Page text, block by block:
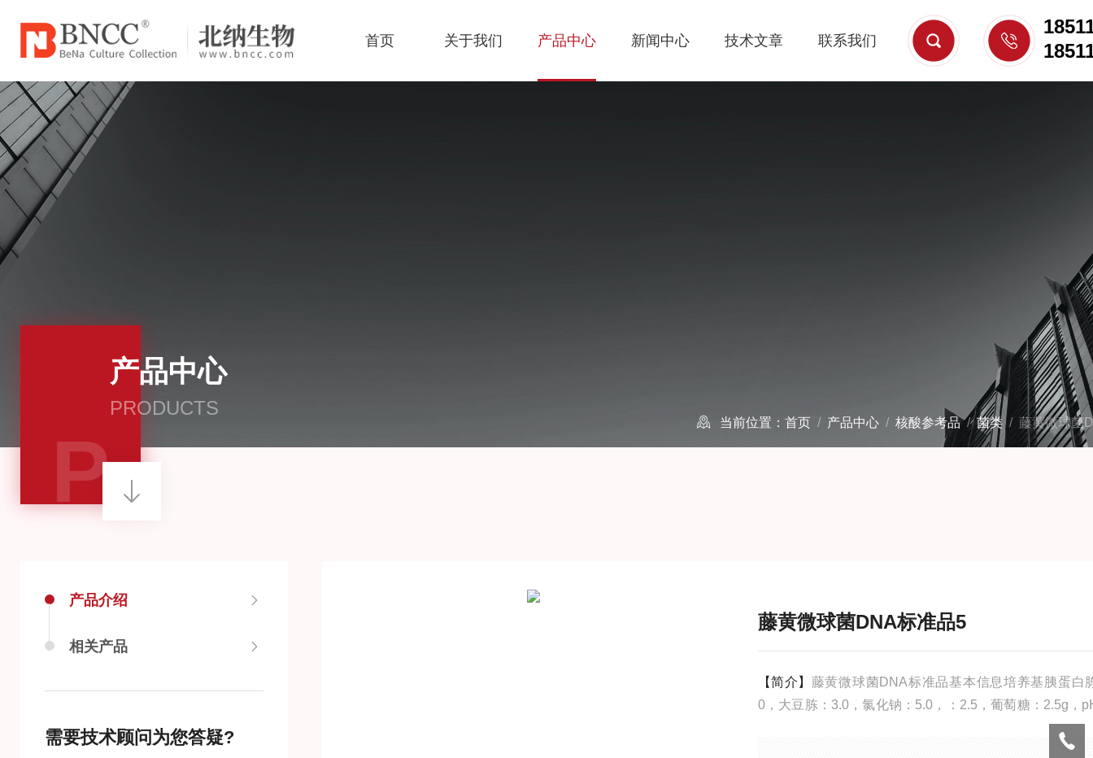
首页 关于我们 产品中心 新闻中心 技术文章 联系我们
产品中心
PRODUCTS
P 当前位置： 首页 / 产品中心 / 核酸参考品/菌类/ 藤黄微球菌
藤黄微球菌DNA标准品5
【简介】 藤黄微球菌DNA标准品基本信息培养基胰蛋白
0，大豆胨：3.0，氯化钠：5.0，：2.5，葡萄糖：2.5g，
±0.2（25℃）生长条件30℃,18-24h,好氧存储条件-80℃安
1操作步骤本标准品使用时，移至室温待融化后，震荡均
产品介绍
相关产品
需要技术顾问为您答疑?